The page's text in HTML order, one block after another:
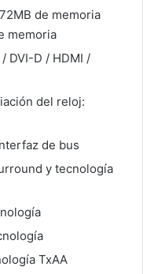
de memoria
memoria
DVI-D / HDMI /
del reloj:
de bus
y tecnología
TxAA